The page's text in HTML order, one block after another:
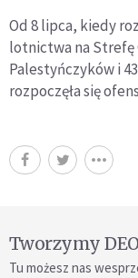
Od 8 lipca, kiedy
lotnictwa na Strefę
Palestyńczyków i
rozpoczęła się
Tworzymy
Tu możesz nas